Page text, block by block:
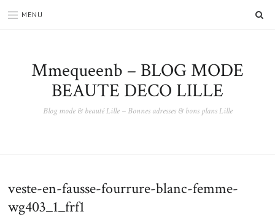
MENU
Mmequeenb – BLOG MODE
BEAUTE DECO LILLE
Blog mode & beauté Lille – Bonnes adresses & bons plans Lille
veste-en-fausse-fourrure-blanc-femme-
wg403_1_frf1